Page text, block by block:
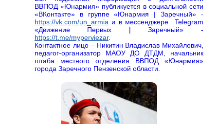
ВВПОД «Юнармия» публикуется в социальной сети
«ВКонтакте» в группе «Юнармия | Заречный» -
https://vk.com/un_armia и в мессенджере Telegram
«Движение Первых | Заречный» -
https://t.me/myperviezar.
Контактное лицо – Никитин Владислав Михайлович,
педагог-организатор МАОУ ДО ДТДМ, начальник
штаба местного отделения ВВПОД «Юнармия»
города Заречного Пензенской области.